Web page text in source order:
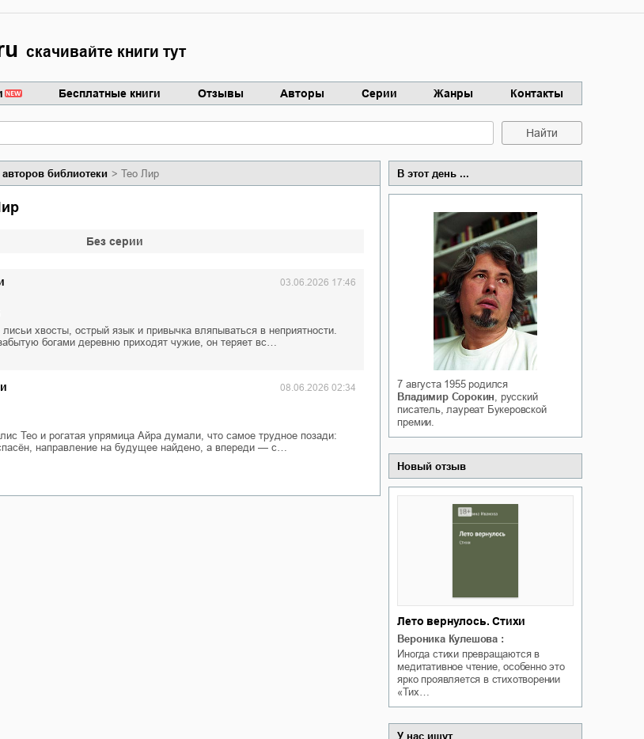
скачивайте книги тут
Бесплатные книги Отзывы Авторы Серии Жанры Контакты
Найти
Белая ворона на факультете
Оксана Гринберга
библиотеки Тео Лир
Без серии
03.06.2026 17:46
хвосты, острый язык и привычка вляпываться в неприятности.
богами деревню приходят чужие, он теряет вс…
08.06.2026 02:34
Тео и рогатая упрямица Айра думали, что самое трудное позади:
направление на будущее найдено, а впереди — с…
В этот день ...
7 августа 1955 родился
Владимир Сорокин, русский
писатель, лауреат Букеровской
премии.
Новый отзыв
Лето вернулось. Стихи
Вероника Кулешова :
Иногда стихи превращаются в
медитативное чтение, особенно это
ярко проявляется в стихотворении
«Тих…
У нас ищут